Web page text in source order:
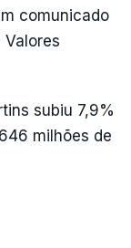
comunicado
subiu 7,9%
milhões de